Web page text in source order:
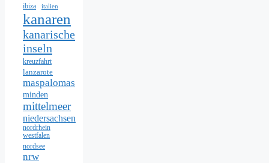
ibiza italien
kanaren
kanarische
inseln
kreuzfahrt
lanzarote
maspalomas
minden
mittelmeer
niedersachsen
nordrhein
westfalen
nordsee
nrw